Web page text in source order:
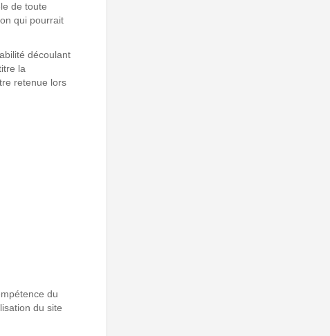
de toute
qui pourrait
découlant
la
retenue lors
du
du site